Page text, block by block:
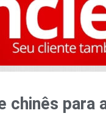
chinês para